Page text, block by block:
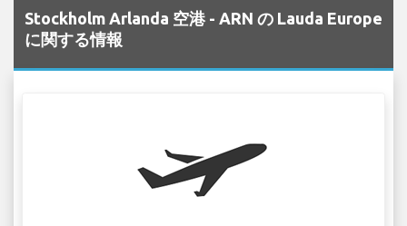
Stockholm Arlanda 空港 - ARN の Lauda Europe
に関する情報